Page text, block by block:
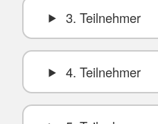
3. Teilnehmer
4. Teilnehmer